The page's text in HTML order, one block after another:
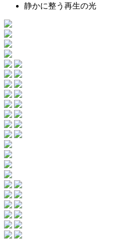
静かに整う再生の光